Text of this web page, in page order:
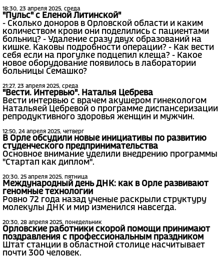
18:30, 23 апреля 2025, среда
"Пульс" с Еленой Литинской"
- Сколько доноров в Орловской области и каким
количеством крови они поделились с пациентами
больниц? - Удаление сразу двух образований на
кишке. Каковы подробности операции? - Как вести
себя если на прогулке подцепил клеща? - Какое
новое оборудование появилось в лаборатории
больницы Семашко?
21:27, 23 апреля 2025, среда
"Вести. Интервью". Наталья Цебрева
Вести интервью с врачем акушером гинекологом
Натальяей Цебревой о программе диспансеризации
репродуктивного здоровья женщин и мужчин.
12:50, 24 апреля 2025, четверг
В Орле обсудили новые инициативы по развитию
студенческого предпринимательства
Основное внимание уделили внедрению программы
"Стартап как диплом".
20:30, 25 апреля 2025, пятница
Международный день ДНК: как в Орле развивают
геномные технологии
Ровно 72 года назад ученые раскрыли структуру
молекулы ДНК и мир изменился навсегда.
20:30, 28 апреля 2025, понедельник
Орловские работники скорой помощи принимают
поздравления с профессиональным праздником
Штат станции в областной столице насчитывает
почти 300 человек.